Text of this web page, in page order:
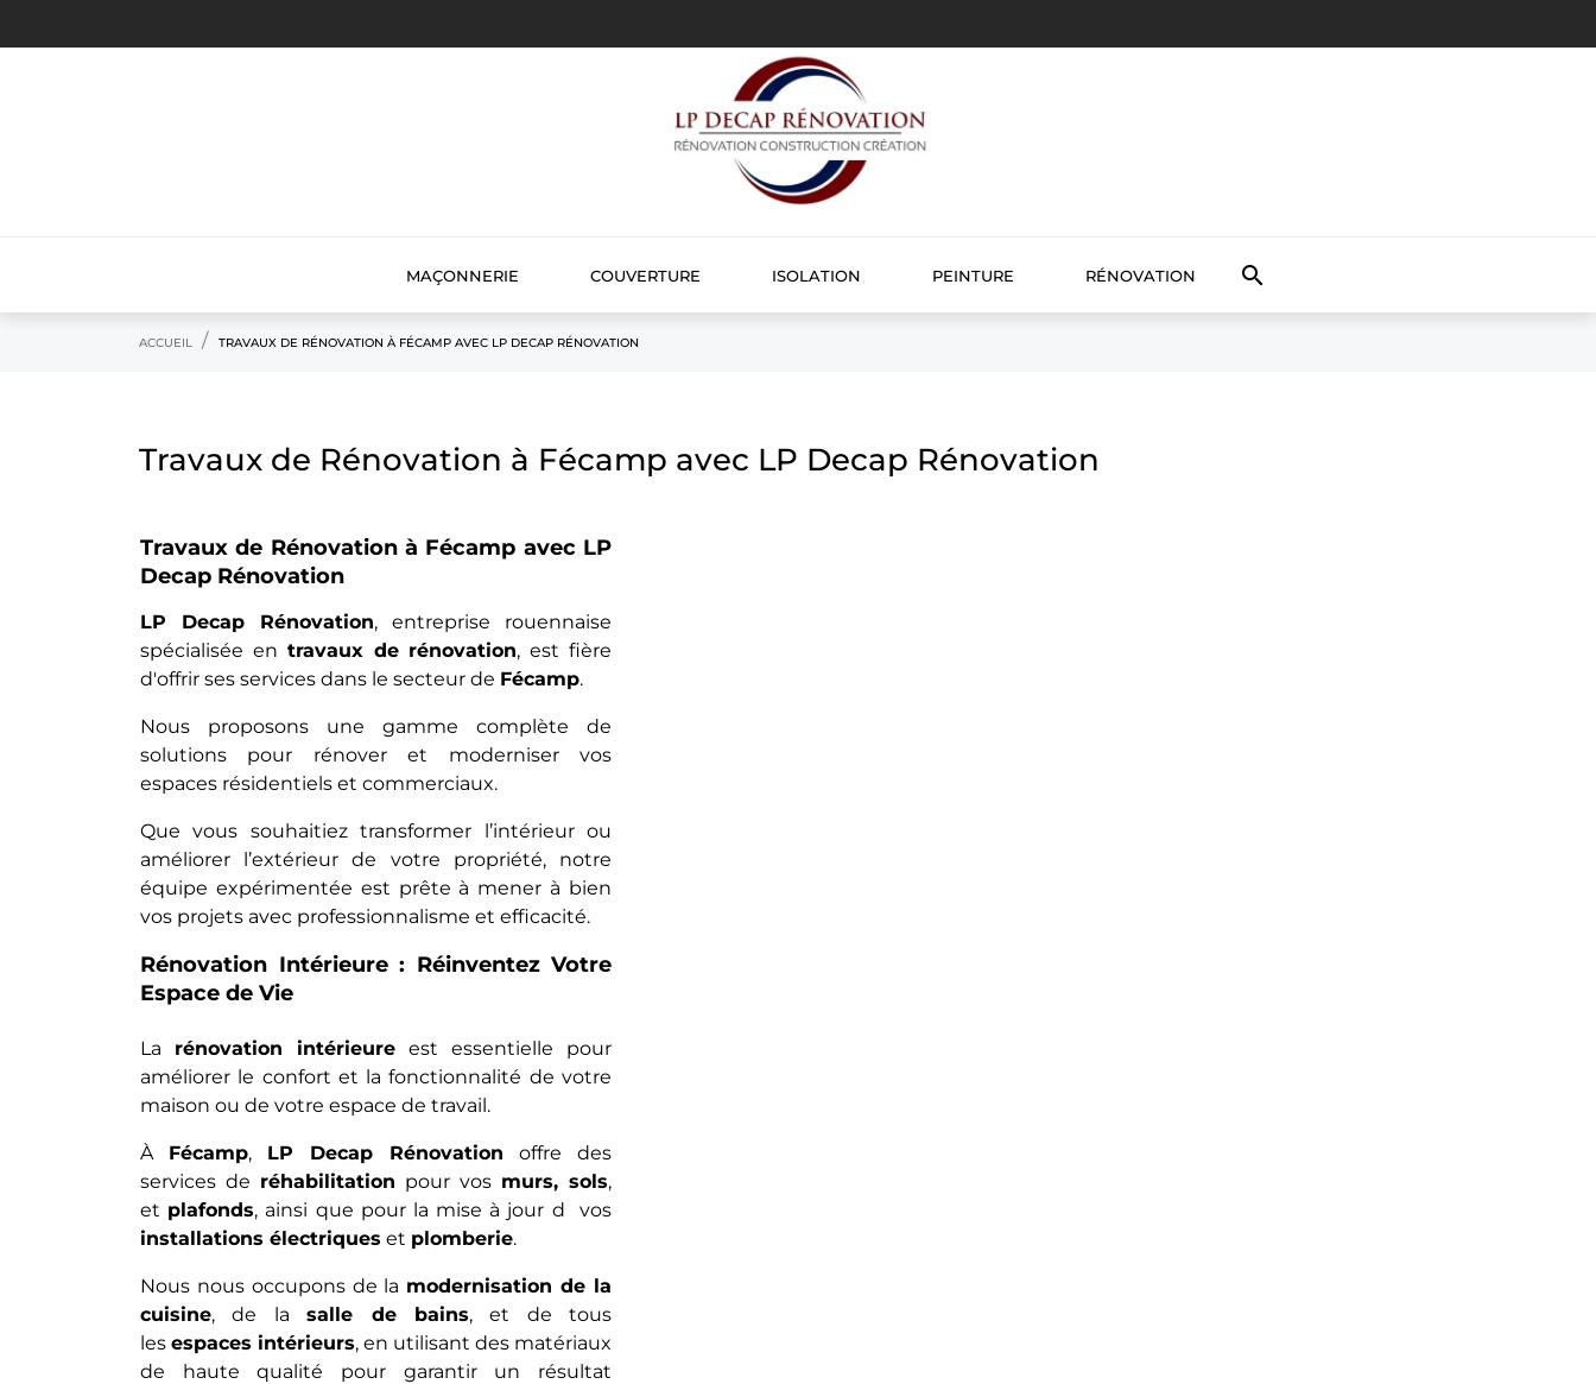
MAÇONNERIE COUVERTURE ISOLATION PEINTURE RÉNOVATION 
ACCUEIL TRAVAUX DE RÉNOVATION À FÉCAMP AVEC LP DECAP RÉNOVATION
Travaux de Rénovation à Fécamp avec LP Decap Rénovation
Travaux de Rénovation à Fécamp avec LP
Decap Rénovation
LP Decap Rénovation, entreprise rouennaise
spécialisée en travaux de rénovation, est fière
d'offrir ses services dans le secteur de Fécamp.
Nous proposons une gamme complète de
solutions pour rénover et moderniser vos
espaces résidentiels et commerciaux.
Que vous souhaitiez transformer l’intérieur ou
améliorer l’extérieur de votre propriété, notre
équipe expérimentée est prête à mener à bien
vos projets avec professionnalisme et efficacité.
Rénovation Intérieure : Réinventez Votre
Espace de Vie
La rénovation intérieure est essentielle pour
améliorer le confort et la fonctionnalité de votre
maison ou de votre espace de travail.
À Fécamp, LP Decap Rénovation offre des
services de réhabilitation pour vos murs, sols,
et plafonds, ainsi que pour la mise à jour d vos
installations électriques et plomberie.
Nous nous occupons de la modernisation de la
cuisine, de lasalle de bains, et de tous
les espaces intérieurs, en utilisant des matériaux
de haute qualité pour garantir un résultat